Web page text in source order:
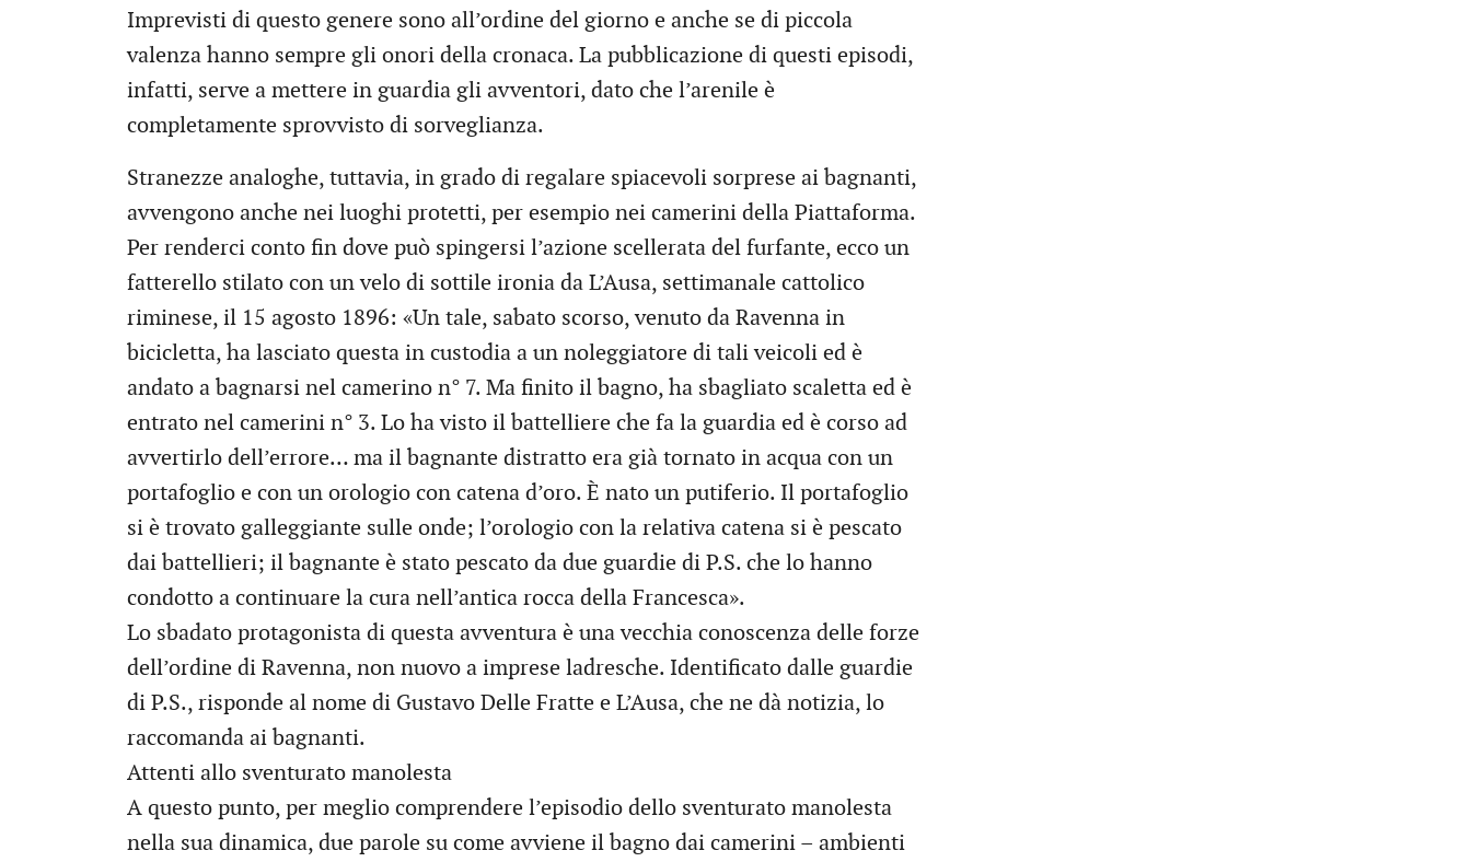
Imprevisti di questo genere sono all’ordine del giorno e anche se di piccola
valenza hanno sempre gli onori della cronaca. La pubblicazione di questi episodi,
infatti, serve a mettere in guardia gli avventori, dato che l’arenile è
completamente sprovvisto di sorveglianza.
Stranezze analoghe, tuttavia, in grado di regalare spiacevoli sorprese ai bagnanti,
avvengono anche nei luoghi protetti, per esempio nei camerini della Piattaforma.
Per renderci conto fin dove può spingersi l’azione scellerata del furfante, ecco un
fatterello stilato con un velo di sottile ironia da L’Ausa, settimanale cattolico
riminese, il 15 agosto 1896: «Un tale, sabato scorso, venuto da Ravenna in
bicicletta, ha lasciato questa in custodia a un noleggiatore di tali veicoli ed è
andato a bagnarsi nel camerino n° 7. Ma finito il bagno, ha sbagliato scaletta ed è
entrato nel camerini n° 3. Lo ha visto il battelliere che fa la guardia ed è corso ad
avvertirlo dell’errore… ma il bagnante distratto era già tornato in acqua con un
portafoglio e con un orologio con catena d’oro. È nato un putiferio. Il portafoglio
si è trovato galleggiante sulle onde; l’orologio con la relativa catena si è pescato
dai battellieri; il bagnante è stato pescato da due guardie di P.S. che lo hanno
condotto a continuare la cura nell’antica rocca della Francesca».
Lo sbadato protagonista di questa avventura è una vecchia conoscenza delle forze
dell’ordine di Ravenna, non nuovo a imprese ladresche. Identificato dalle guardie
di P.S., risponde al nome di Gustavo Delle Fratte e L’Ausa, che ne dà notizia, lo
raccomanda ai bagnanti.
Attenti allo sventurato manolesta
A questo punto, per meglio comprendere l’episodio dello sventurato manolesta
nella sua dinamica, due parole su come avviene il bagno dai camerini – ambienti